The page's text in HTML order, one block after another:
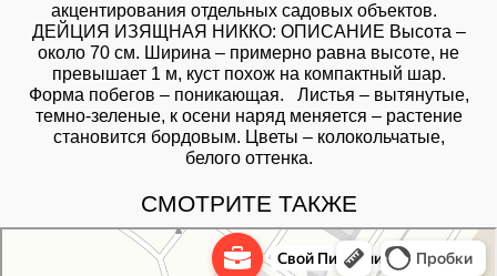
акцентирования отдельных садовых объектов.
ДЕЙЦИЯ ИЗЯЩНАЯ НИККО: ОПИСАНИЕ Высота –
около 70 см. Ширина – примерно равна высоте, не
превышает 1 м, куст похож на компактный шар.
Форма побегов – поникающая. Листья – вытянутые,
темно-зеленые, к осени наряд меняется – растение
становится бордовым. Цветы – колокольчатые,
белого оттенка.
СМОТРИТЕ ТАКЖЕ
Питомник растений в Москве